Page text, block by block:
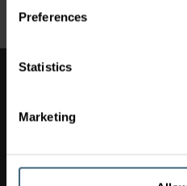
Preferences
Statistics
Marketing
normale funzionamento
Portata d'aria variabile
Alberghi e ristoranti